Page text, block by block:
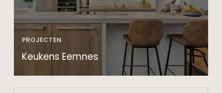
PROJECTEN
Keukens Eemnes